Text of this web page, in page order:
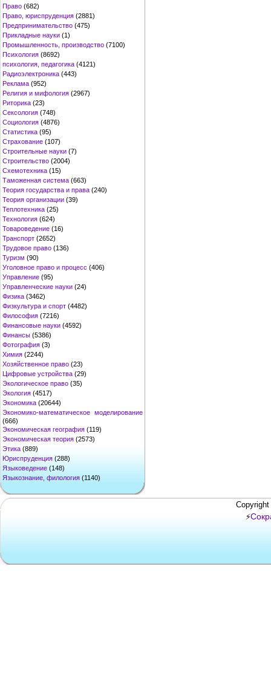
Право (682)
Право, юриспруденция (2881)
Предпринимательство (475)
Прикладные науки (1)
Промышленность, производство (7100)
Психология (8692)
психология, педагогика (4121)
Радиоэлектроника (443)
Реклама (952)
Религия и мифология (2967)
Риторика (23)
Сексология (748)
Социология (4876)
Статистика (95)
Страхование (107)
Строительные науки (7)
Строительство (2004)
Схемотехника (15)
Таможенная система (663)
Теория государства и права (240)
Теория организации (39)
Теплотехника (25)
Технология (624)
Товароведение (16)
Транспорт (2652)
Трудовое право (136)
Туризм (90)
Уголовное право и процесс (406)
Управление (95)
Управленческие науки (24)
Физика (3462)
Физкультура и спорт (4482)
Философия (7216)
Финансовые науки (4592)
Финансы (5386)
Фотография (3)
Химия (2244)
Хозяйственное право (23)
Цифровые устройства (29)
Экологическое право (35)
Экология (4517)
Экономика (20644)
Экономико-математическое моделирование
(666)
Экономическая география (119)
Экономическая теория (2573)
Этика (889)
Юриспруденция (288)
Языковедение (148)
Языкознание, филология (1140)
⚡